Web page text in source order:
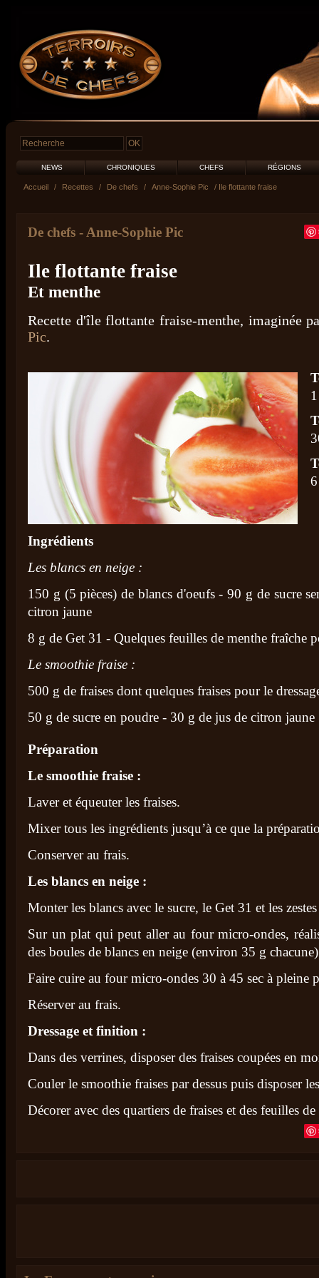
NEWS CHRONIQUES CHEFS RÉGIONS
Accueil / Recettes / De chefs / Anne-Sophie Pic / Ile flottante fraise
De chefs - Anne-Sophie Pic
Ile flottante fraise
Et menthe
Recette d'île flottante fraise-menthe, imaginée
Pic.
Ingrédients
Les blancs en neige :
150 g (5 pièces) de blancs d'oeufs - 90 g de sucre
citron jaune
8 g de Get 31 - Quelques feuilles de menthe fraîche
Le smoothie fraise :
500 g de fraises dont quelques fraises pour le
50 g de sucre en poudre - 30 g de jus de citron jaune
Préparation
Le smoothie fraise :
Laver et équeuter les fraises.
Mixer tous les ingrédients jusqu’à ce que la
Conserver au frais.
Les blancs en neige :
Monter les blancs avec le sucre, le Get 31 et les
Sur un plat qui peut aller au four micro-ondes,
des boules de blancs en neige (environ 35 g
Faire cuire au four micro-ondes 30 à 45 sec à pleine
Réserver au frais.
Dressage et finition :
Dans des verrines, disposer des fraises coupées en
Couler le smoothie fraises par dessus puis disposer
Décorer avec des quartiers de fraises et des feuilles